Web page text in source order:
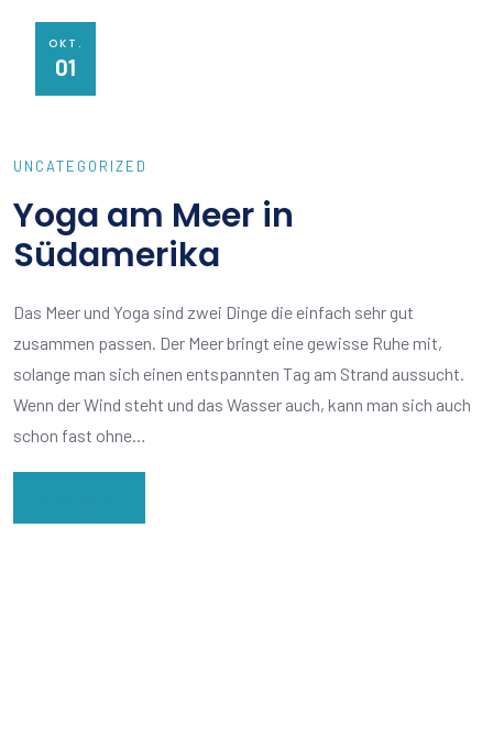
OKT.
01
UNCATEGORIZED
Yoga am Meer in
Südamerika
Das Meer und Yoga sind zwei Dinge die einfach sehr gut
zusammen passen. Der Meer bringt eine gewisse Ruhe mit,
solange man sich einen entspannten Tag am Strand aussucht.
Wenn der Wind steht und das Wasser auch, kann man sich auch
schon fast ohne…